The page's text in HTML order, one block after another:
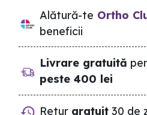
Alătură-te Ortho
beneficii
Livrare gratuită
peste 400 lei
Retur gratuit 30 de